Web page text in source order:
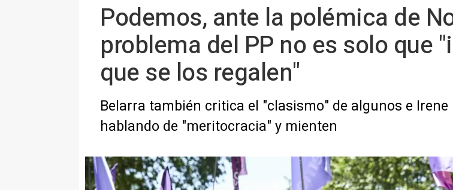
Podemos, ante la polémica de
problema del PP no es solo que
que se los regalen"
Belarra también critica el "clasismo" de algunos e
hablando de "meritocracia" y mienten